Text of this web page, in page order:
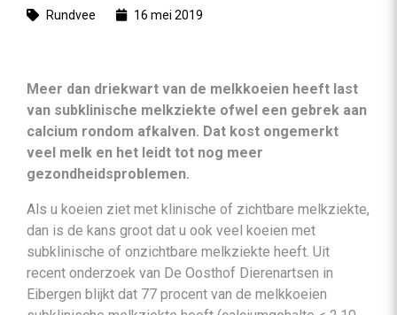
Rundvee 16 mei 2019
Meer dan driekwart van de melkkoeien heeft last
van subklinische melkziekte ofwel een gebrek aan
calcium rondom afkalven. Dat kost ongemerkt
veel melk en het leidt tot nog meer
gezondheidsproblemen.
Als u koeien ziet met klinische of zichtbare melkziekte,
dan is de kans groot dat u ook veel koeien met
subklinische of onzichtbare melkziekte heeft. Uit
recent onderzoek van De Oosthof Dierenartsen in
Eibergen blijkt dat 77 procent van de melkkoeien